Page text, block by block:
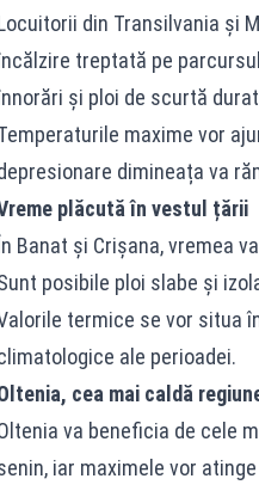
din Transilvania și
treptată pe
și ploi de scurtă
maxime vor
dimineața va
plăcută în vestul țării
Banat și Crișana, vremea
posibile ploi slabe și
termice se vor situa
ale perioadei.
cea mai caldă
va beneficia de cele
iar maximele vor